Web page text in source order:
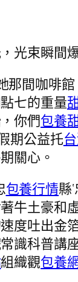
光束瞬間
那間咖啡
七的重量
你們包養
期公益托
關心。
包養行情縣
牛土豪和
度吐出金
識科普講
組織觀包養